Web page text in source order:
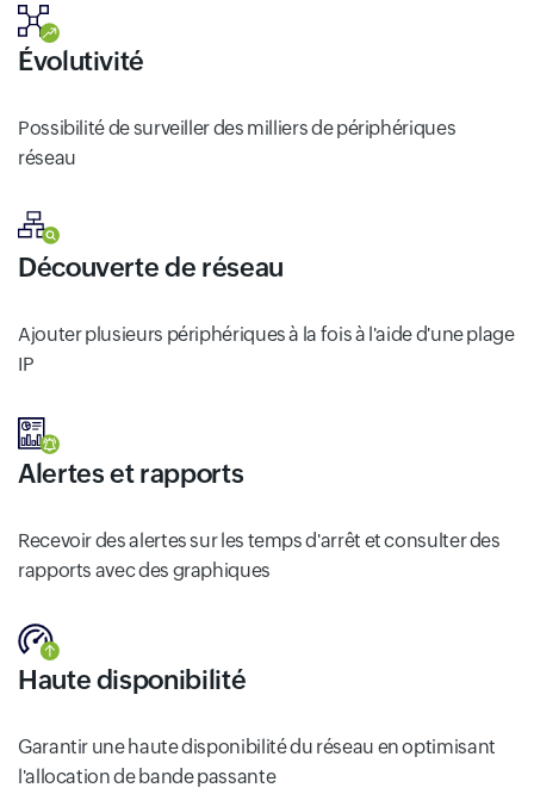
Évolutivité
Possibilité de surveiller des milliers de périphériques
réseau
Découverte de réseau
Ajouter plusieurs périphériques à la fois à l'aide d'une plage
IP
Alertes et rapports
Recevoir des alertes sur les temps d'arrêt et consulter des
rapports avec des graphiques
Haute disponibilité
Garantir une haute disponibilité du réseau en optimisant
l'allocation de bande passante